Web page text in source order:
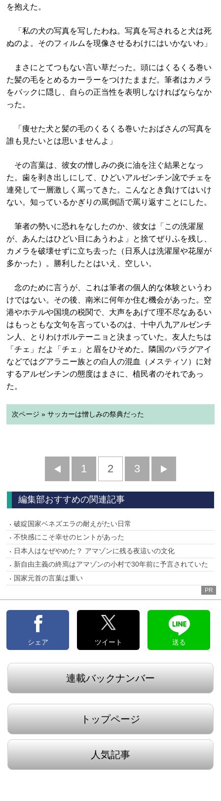
を抱えた。
「私の犬の写真を写したわね。写真を写されると犬は死
ぬのよ。そのフィルムを現像させるわけにはいかないわ」
まさにとてつもない言い草だった。頭にはくるくる巻い
た髪の毛をとめるカーラーをつけたままだ。筆者はカメラ
をバックに隠し、自らの正当性を表明しなければならなか
った。
「痩せた犬と髪の毛のくるくる巻いたおばさんの写真を
誰も見たいとは思いませんよ」
その言葉は、彼女の憎しみの炎に油を注ぐ結果となっ
た。歯を剥き出しにして、ひどいアルゼンチン訛でチェを
連発して一層激しく罵ってきた。こんなとき負けてはいけ
ない。知っているかぎりの罵倒語で罵り返すことにした。
筆者の勢いに恐れをなしたのか、彼女は「この洗濯屋
が、あんたはひどい目にあうわよ」と捨てぜりふを残し、
カメラを破壊せずに立ち去った（日系人は洗濯屋や花屋が
多かった）。勝利したとはいえ、空しい。
念のために言うが、これは筆者の個人的な体験というわ
けではない。その後、南米に何年か住む機会があった。空
港やホテルや国境の税関で、大声をあげて理不尽なあるい
はもっともな文句を言っているのは、十中八九アルゼンチ
ン人
、とりわけポルテーニョと決まっていた。友人たちは
「チェ」だよ「チェ」と眉をひそめた。隣国のパラグアイ
などではグアラニー族との白人の混血（メスティソ）に対
するアルゼンチンの態度はまさに、植民者のそれであっ
た。
次ページ » サッカーは憎しみの祭典だった
前
へ
1 2 3
へ
編集部おすすめの関連記事
破綻国家ベネズエラの耐えがたい日常
不快感にこそ幸せのヒントがあった
日本人はなぜやめた？ アマゾンに残る夜這いの文化
新自由主義の終焉はアマゾンの小村で30年前に予言されていた
国家元首の言葉は重い
PR
シェア ツイート 送る
連載バックナンバー
トップページ
人気記事